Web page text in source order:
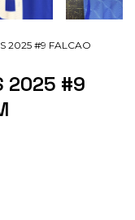
2025 #9 FALCAO
2025 #9